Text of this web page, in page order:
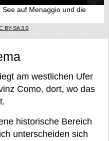
auf Menaggio und die
BY-SA 3.0
am westlichen Ufer
Como, dort, wo das
historische Bereich
unterscheiden sich